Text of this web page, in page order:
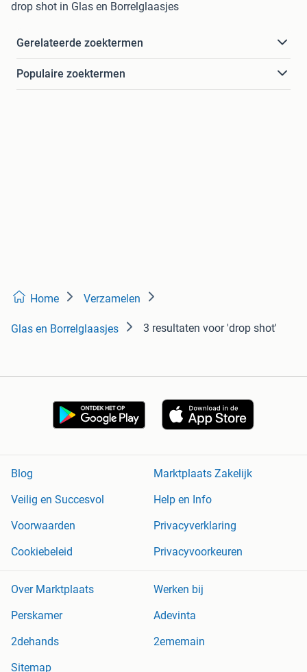
drop shot in Glas en Borrelglaasjes
Gerelateerde zoektermen
Populaire zoektermen
Home Verzamelen
Glas en Borrelglaasjes 3 resultaten voor 'drop shot'
Blog
Marktplaats Zakelijk
Veilig en Succesvol
Help en Info
Voorwaarden
Privacyverklaring
Cookiebeleid
Privacyvoorkeuren
Over Marktplaats
Werken bij
Perskamer
Adevinta
2dehands
2ememain
Sitemap